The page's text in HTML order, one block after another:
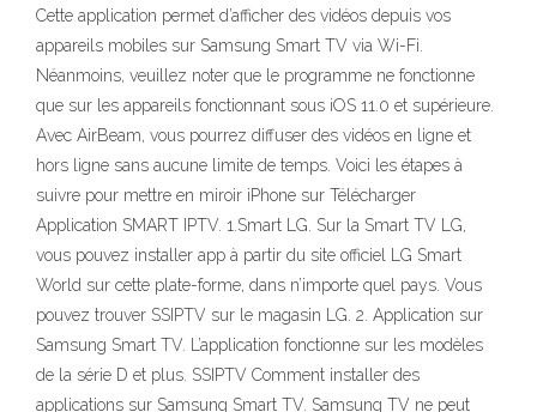
Cette application permet d’afficher des vidéos depuis vos
appareils mobiles sur Samsung Smart TV via Wi-Fi.
Néanmoins, veuillez noter que le programme ne fonctionne
que sur les appareils fonctionnant sous iOS 11.0 et supérieure.
Avec AirBeam, vous pourrez diffuser des vidéos en ligne et
hors ligne sans aucune limite de temps. Voici les étapes à
suivre pour mettre en miroir iPhone sur Télécharger
Application SMART IPTV. 1.Smart LG. Sur la Smart TV LG,
vous pouvez installer app à partir du site officiel LG Smart
World sur cette plate-forme, dans n’importe quel pays. Vous
pouvez trouver SSIPTV sur le magasin LG. 2. Application sur
Samsung Smart TV. L’application fonctionne sur les modèles
de la série D et plus. SSIPTV Comment installer des
applications sur Samsung Smart TV. Samsung TV ne peut